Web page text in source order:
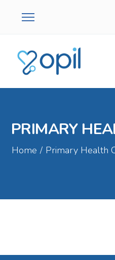
PRIMARY
Home / Primary Health